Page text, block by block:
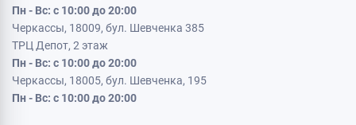
Пн - Вс: с 10:00 до 20:00
Черкассы, 18009, бул. Шевченка 385
ТРЦ Депот, 2 этаж
Пн - Вс: с 10:00 до 20:00
Черкассы, 18005, бул. Шевченка, 195
Пн - Вс: с 10:00 до 20:00